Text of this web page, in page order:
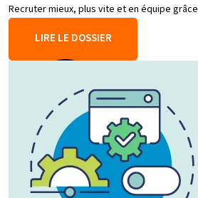
Recruter mieux, plus vite et en équipe
LIRE LE DOSSIER